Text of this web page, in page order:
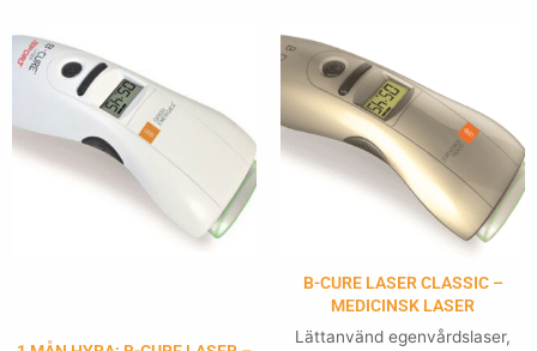
B-CURE LASER CLASSIC –
MEDICINSK LASER
Lättanvänd egenvårdslaser,